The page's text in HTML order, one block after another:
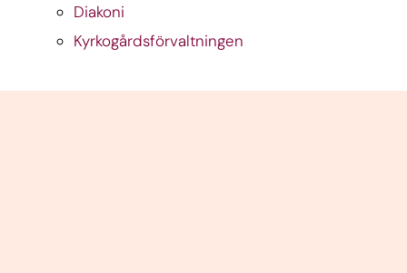
Diakoni
Kyrkogårdsförvaltningen